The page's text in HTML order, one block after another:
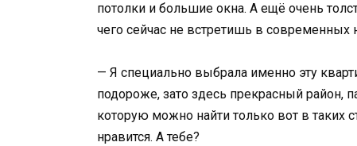
потолки и большие окна. А ещё очень
чего сейчас не встретишь в современных
— Я специально выбрала именно эту
подороже, зато здесь прекрасный район,
которую можно найти только вот в таких
нравится. А тебе?